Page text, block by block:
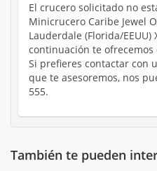
El crucero solicitado no
Minicrucero Caribe Jewel
Lauderdale (Florida/EEUU)
continuación te
Si prefieres contactar con
que te asesoremos, nos
555.
También te pueden